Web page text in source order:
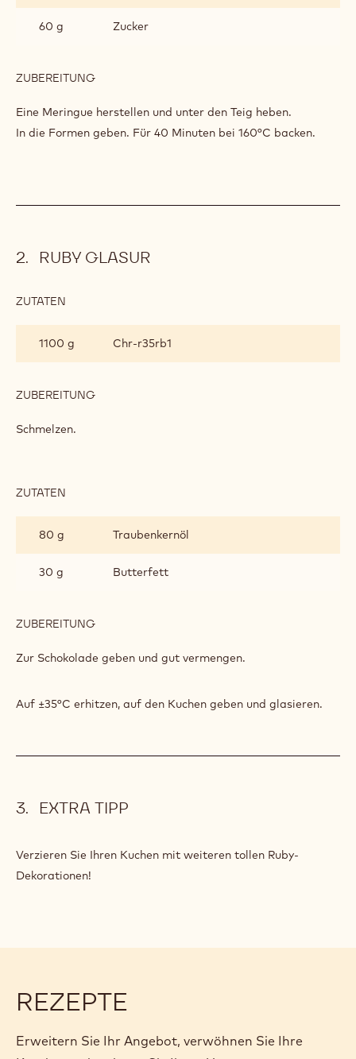
60 g Zucker
ZUBEREITUNG
Eine Meringue herstellen und unter den Teig heben.
In die Formen geben. Für 40 Minuten bei 160°C backen.
RUBY GLASUR
ZUTATEN
1100 g
Chr-r35rb1
ZUBEREITUNG
Schmelzen.
ZUTATEN
80 g
Traubenkernöl
30 g Butterfett
ZUBEREITUNG
GLASUR
Zur Schokolade geben und gut vermengen.
Auf ±35°C erhitzen, auf den Kuchen geben und glasieren.
EXTRA TIPP
Verzieren Sie Ihren Kuchen mit weiteren tollen Ruby-
Dekorationen!
REZEPTE
Erweitern Sie Ihr Angebot, verwöhnen Sie Ihre